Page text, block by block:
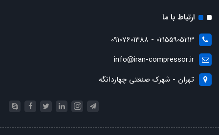
ارتباط با ما
02155905213 - 09107601388
info@iran-compressor.ir
تهران - شهرک صنعتی چهاردانگه